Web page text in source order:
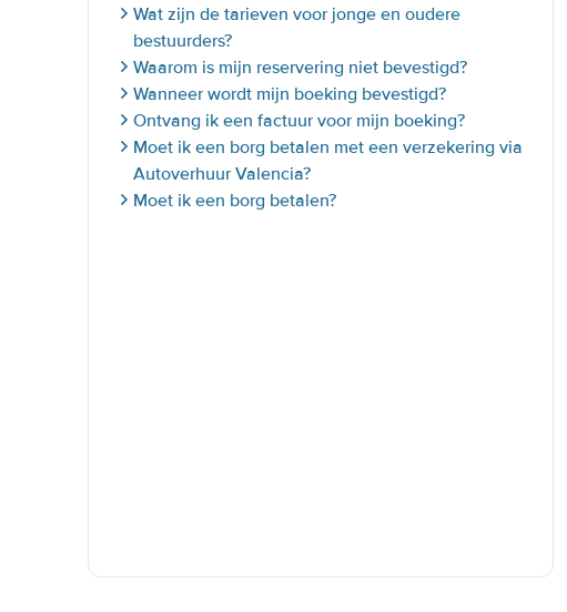
Wat zijn de tarieven voor jonge en oudere
bestuurders?
Waarom is mijn reservering niet bevestigd?
Wanneer wordt mijn boeking bevestigd?
Ontvang ik een factuur voor mijn boeking?
Moet ik een borg betalen met een verzekering via
Autoverhuur Valencia?
Moet ik een borg betalen?